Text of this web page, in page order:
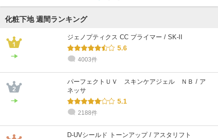
化粧下地 週間ランキング
ジェノプティクス CC プライマー / SK-II
5.6
4003件
パーフェクトＵＶ スキンケアジェル ＮＢ / ア
ネッサ
5.1
2188件
D-UVシールド トーンアップ / アスタリフト